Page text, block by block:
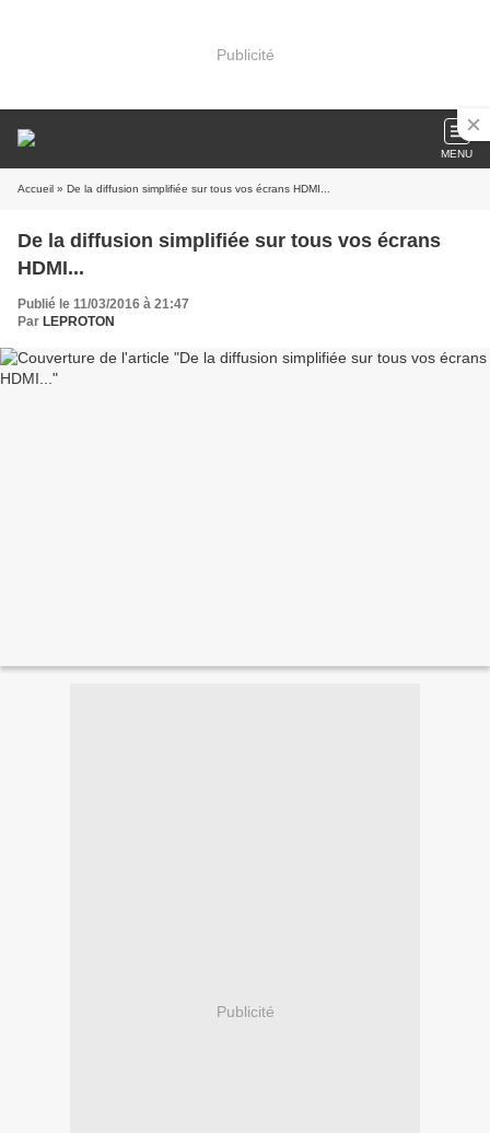
Publicité
MENU
Accueil » De la diffusion simplifiée sur tous vos écrans HDMI...
De la diffusion simplifiée sur tous vos écrans
HDMI...
Publié le 11/03/2016 à 21:47
Par LEPROTON
Publicité